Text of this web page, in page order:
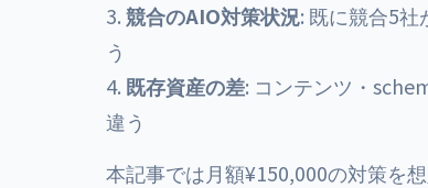
競合のAIO対策状況: 既に競合5
う
既存資産の差: コンテンツ・
違う
本記事では月額¥150,000の対策を